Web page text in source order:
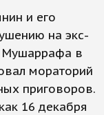
и его
на экс-
Мушаррафа в
мораторий
приговоров.
16 декабря